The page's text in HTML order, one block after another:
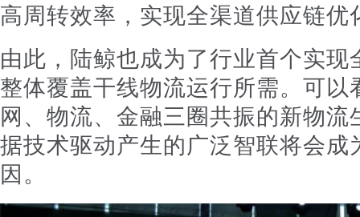
高周转效率，实现全渠道供应链优
由此，陆鲸也成为了行业首个实
整体覆盖干线物流运行所需。可
网、物流、金融三圈共振的新物
据技术驱动产生的广泛智联将会
因。